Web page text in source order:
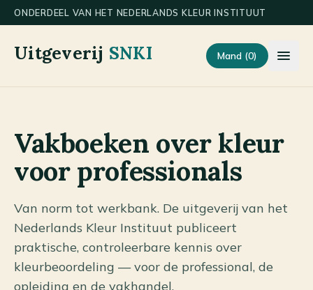
hoofdinhoud
ONDERDEEL VAN HET NEDERLANDS KLEUR INSTITUUT
Uitgeverij SNKI Mand (0)
Vakboeken over kleur
voor professionals
Van norm tot werkbank. De uitgeverij van het
Nederlands Kleur Instituut publiceert
praktische, controleerbare kennis over
kleurbeoordeling — voor de professional, de
opleiding en de vakhandel.